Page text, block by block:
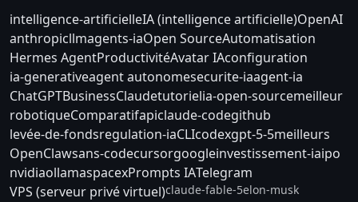
intelligence-artificielleIA (intelligence artificielle)OpenAI
anthropicllmagents-iaOpen SourceAutomatisation
Hermes AgentProductivitéAvatar IAconfiguration
ia-generativeagent autonomesecurite-iaagent-ia
ChatGPTBusinessClaudetutorielia-open-sourcemeilleur
robotiqueComparatifapiclaude-codegithub
levée-de-fondsregulation-iaCLIcodexgpt-5-5meilleurs
OpenClawsans-codecursorgoogleinvestissement-iaipo
nvidiaollamaspacexPrompts IATelegram
VPS (serveur privé virtuel)claude-fable-5elon-musk